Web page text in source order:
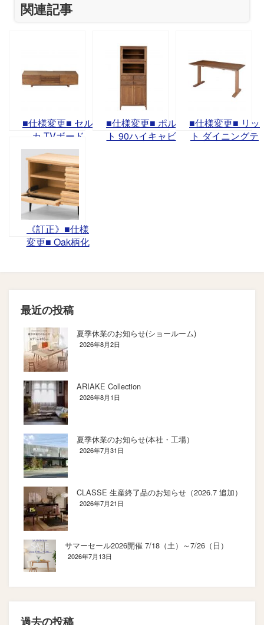
関連記事
■仕様変更■ セル
カ TVボード
■仕様変更■ ポル
ト 90ハイキャビ
■仕様変更■ リッ
ト ダイニングテ
《訂正》■仕様
変更■ Oak柄化
最近の投稿
夏季休業のお知らせ(ショールーム)
2026年8月2日
ARIAKE Collection
2026年8月1日
夏季休業のお知らせ(本社・工場）
2026年7月31日
CLASSE 生産終了品のお知らせ（2026.7 追加）
2026年7月21日
サマーセール2026開催 7/18（土）～7/26（日）
2026年7月13日
過去の投稿